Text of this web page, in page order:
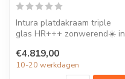
Intura platdakraam triple
glas HR+++ zonwerend☀️ in
ideaal...
€4.819,00
10-20 werkdagen